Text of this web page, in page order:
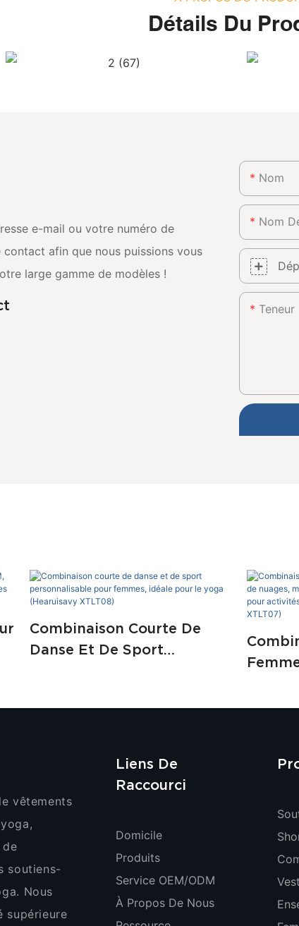
Détails Du
e-mail ou votre numéro de
afin que nous puissions vous
large gamme de modèles !
Nom
Nom
Teneur
Combinaison Courte De
Danse Et De Sport
Yoga (Hearuisavy XTLT08)
Et
vêtements
soutiens-
Nous
supérieure
Liens De
Raccourci
Domicile
Produits
Service OEM/ODM
À Propos De Nous